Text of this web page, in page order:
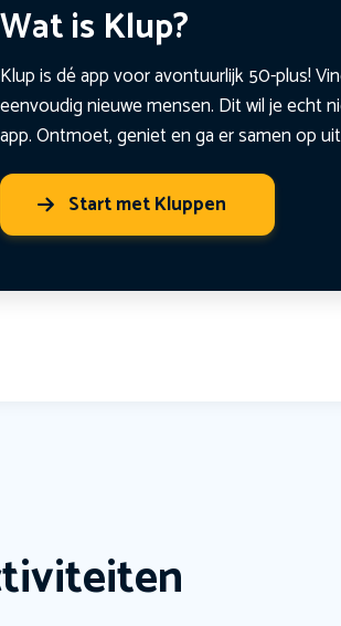
Wat is Klup?
Klup is dé app voor avontuurlijk 50-plus!
eenvoudig nieuwe mensen. Dit wil je echt
app. Ontmoet, geniet en ga er samen op
Start met Kluppen